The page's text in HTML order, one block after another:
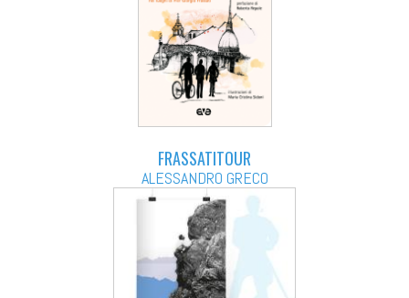
FRASSATITOUR
ALESSANDRO GRECO